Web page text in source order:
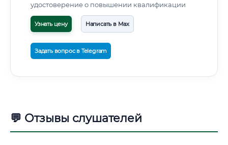
удостоверение о повышении квалификации
Узнать цену Написать в Max
Задать вопрос в Telegram
💬 Отзывы слушателей